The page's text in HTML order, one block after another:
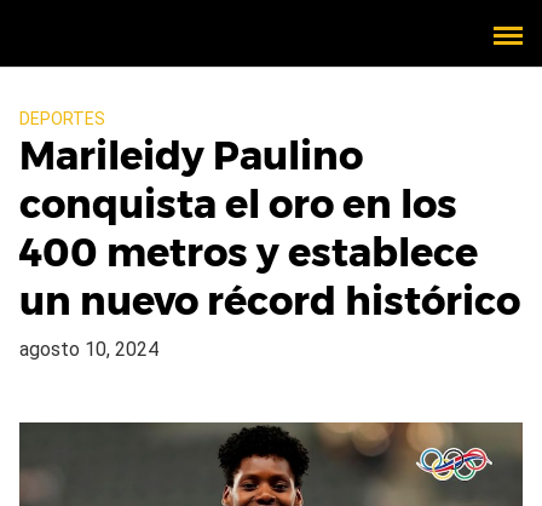
DEPORTES
Marileidy Paulino
conquista el oro en los
400 metros y establece
un nuevo récord histórico
agosto 10, 2024